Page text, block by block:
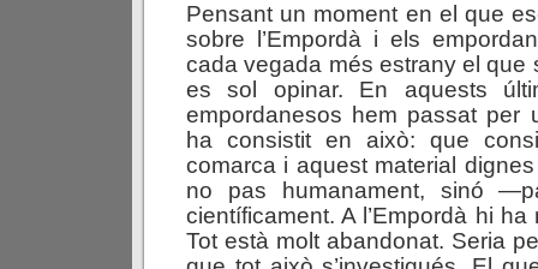
Pensant un moment en el que
sobre l’Empordà i els
cada vegada més estrany el que
es sol opinar. En aquests
empordanesos hem passat per
ha consistit en això: que
comarca i aquest material
no pas humanament, sinó
científicament. A l’Empordà hi
Tot està molt abandonat. Seria